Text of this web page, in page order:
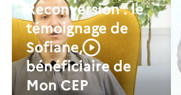
Reconversion : le
témoignage de
Sofiane,
bénéficiaire de
Mon CEP